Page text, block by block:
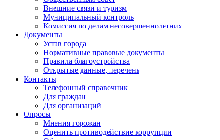
Внешние связи и туризм
Муниципальный контроль
Комиссия по делам несовершеннолетних
Документы
Устав города
Нормативные правовые документы
Правила благоустройства
Открытые данные, перечень
Контакты
Телефонный справочник
Для граждан
Для организаций
Опросы
Мнения горожан
Оценить противодействие коррупции